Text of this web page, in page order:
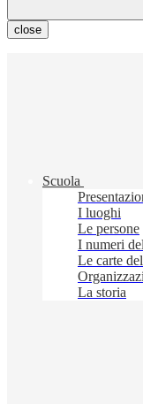
close
Scuola
I luoghi
Le persone
I numeri
Le carte
La storia